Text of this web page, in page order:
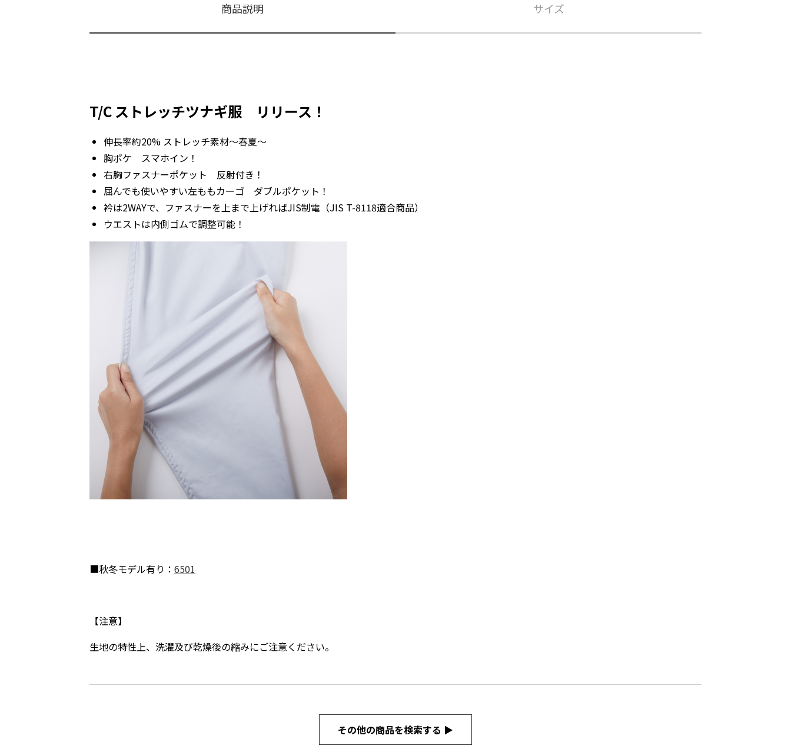
商品説明 サイズ
T/C ストレッチツナギ服 リリース！
伸長率約20% ストレッチ素材～春夏～
胸ポケ スマホイン！
右胸ファスナーポケット 反射付き！
屈んでも使いやすい左ももカーゴ ダブルポケット！
衿は2WAYで、ファスナーを上まで上げればJIS制電（JIS T-8118適合商品）
ウエストは内側ゴムで調整可能！
■秋冬モデル有り： 6501
【注意】
生地の特性上、洗濯及び乾燥後の縮みにご注意ください。
その他の商品を検索する ▶